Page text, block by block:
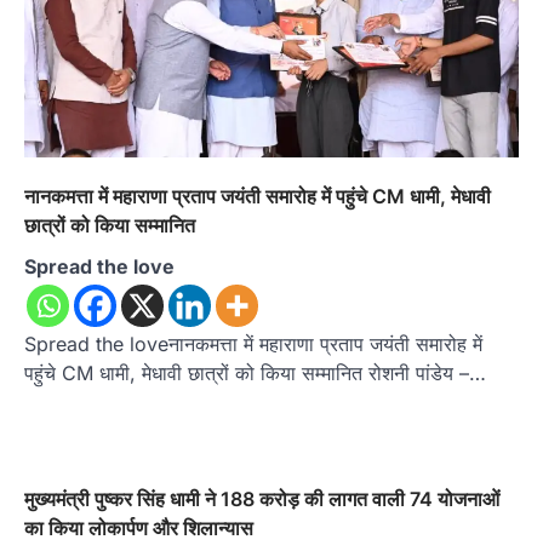
नानकमत्ता में महाराणा प्रताप जयंती समारोह में पहुंचे CM धामी, मेधावी
छात्रों को किया सम्मानित
Spread the love
Spread the loveनानकमत्ता में महाराणा प्रताप जयंती समारोह में
पहुंचे CM धामी, मेधावी छात्रों को किया सम्मानित रोशनी पांडेय –…
मुख्यमंत्री पुष्कर सिंह धामी ने 188 करोड़ की लागत वाली 74 योजनाओं
का किया लोकार्पण और शिलान्यास